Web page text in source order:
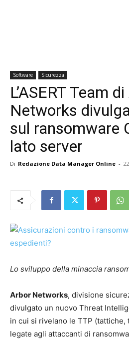
Software Sicurezza
L’ASERT Team
Networks
sul ransomware
lato server
Di Redazione Data Manager Online -
Lo sviluppo della minaccia
Arbor Networks, divisione
divulgato un nuovo Threat
in cui si rivelano le TTP
legate agli attaccanti di